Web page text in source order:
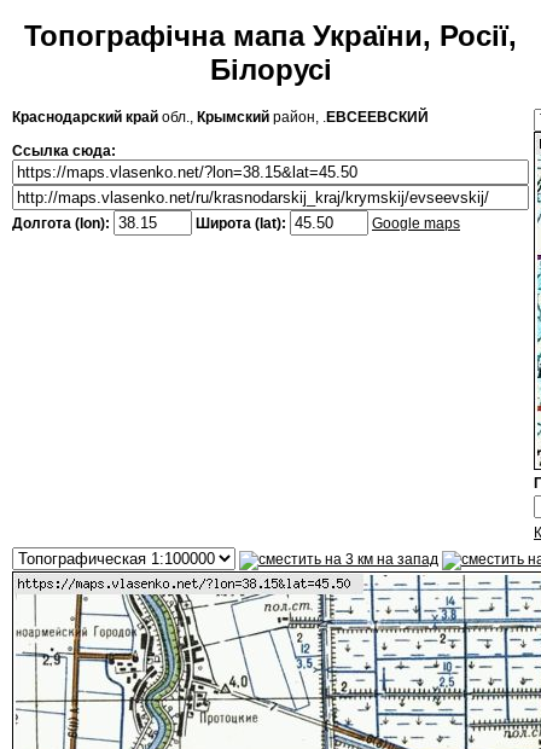
Топографічна мапа України, Росії,
Білорусі
Краснодарский край обл., Крымский район, .ЕВСЕЕВСКИЙ
Ссылка сюда:
Долгота (lon): Широта (lat): Google maps